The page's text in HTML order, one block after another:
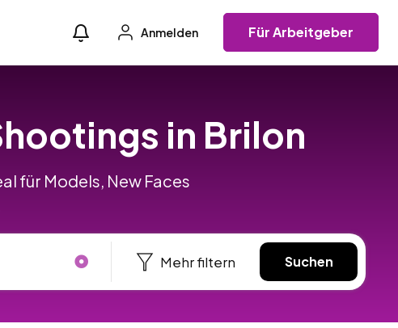
Anmelden Für Arbeitgeber
in Brilon
für Models, New Faces
Mehr filtern Suchen